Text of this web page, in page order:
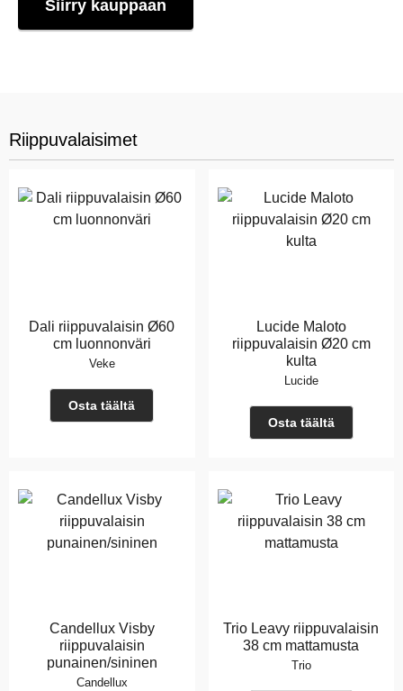
Siirry kauppaan
Riippuvalaisimet
Dali riippuvalaisin Ø60
cm luonnonväri
Veke
Osta täältä
Lucide Maloto
riippuvalaisin Ø20 cm
kulta
Lucide
Osta täältä
Candellux Visby
riippuvalaisin
punainen/sininen
Candellux
Trio Leavy riippuvalaisin
38 cm mattamusta
Trio